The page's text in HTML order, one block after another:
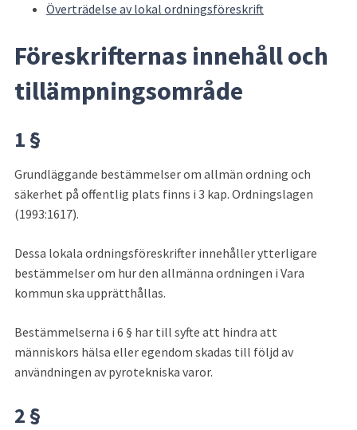
Överträdelse av lokal ordningsföreskrift
Föreskrifternas innehåll och
tillämpningsområde
1 §
Grundläggande bestämmelser om allmän ordning och
säkerhet på offentlig plats finns i 3 kap. Ordningslagen
(1993:1617).
Dessa lokala ordningsföreskrifter innehåller ytterligare
bestämmelser om hur den allmänna ordningen i Vara
kommun ska upprätthållas.
Bestämmelserna i 6 § har till syfte att hindra att
människors hälsa eller egendom skadas till följd av
användningen av pyrotekniska varor.
2 §